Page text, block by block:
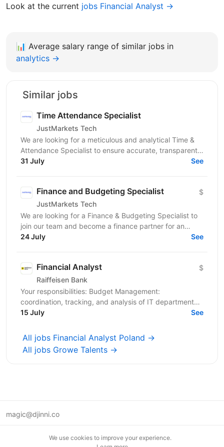
Look at the current jobs Financial Analyst →
📊 Average salary range of similar jobs in
analytics →
Similar jobs
Time Attendance Specialist
JustMarkets Tech
We are looking for a meticulous and analytical Time &
Attendance Specialist to ensure accurate, transparent,
and automated tracking of employee work time,...
31 July See
Finance and Budgeting Specialist
JustMarkets Tech
$
We are looking for a Finance & Budgeting Specialist to
join our team and become a finance partner for an
assigned business department. In this role, you...
24 July See
Financial Analyst
Raiffeisen Bank
$
Your responsibilities: Budget Management:
coordination, tracking, and analysis of IT department
budgets IT Contract Management: administration and...
15 July See
All jobs Financial Analyst Poland →
All jobs Growe Talents →
magic@djinni.co
We use cookies to improve your experience.